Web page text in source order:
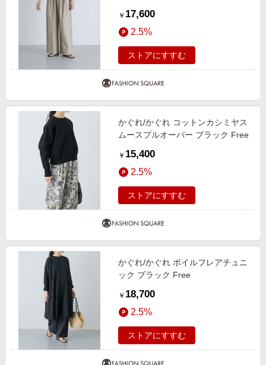
￥ 17,600
2.5%
ストアにすすむ
かぐれ/かぐれ コットンカシミヤス
ムースプルオーバー ブラック Free
￥ 15,400
2.5%
ストアにすすむ
かぐれ/かぐれ ボイルフレアチュニ
ック ブラック Free
￥ 18,700
2.5%
ストアにすすむ